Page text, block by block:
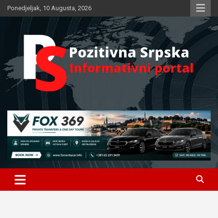
Skip
to
Ponedjeljak, 10 Augusta, 2026
Pozitivna Srpska